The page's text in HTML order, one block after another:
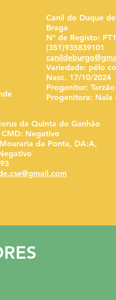
da Quinta do Ganhão
Negativo
da Ponta, DA:A,
Canil do Duque
Braga
Nº de Registo:
(351)935839101
Variedade: pêlo
Nasc. 17/10/2024
Progenitor:
Progenitora: Nala